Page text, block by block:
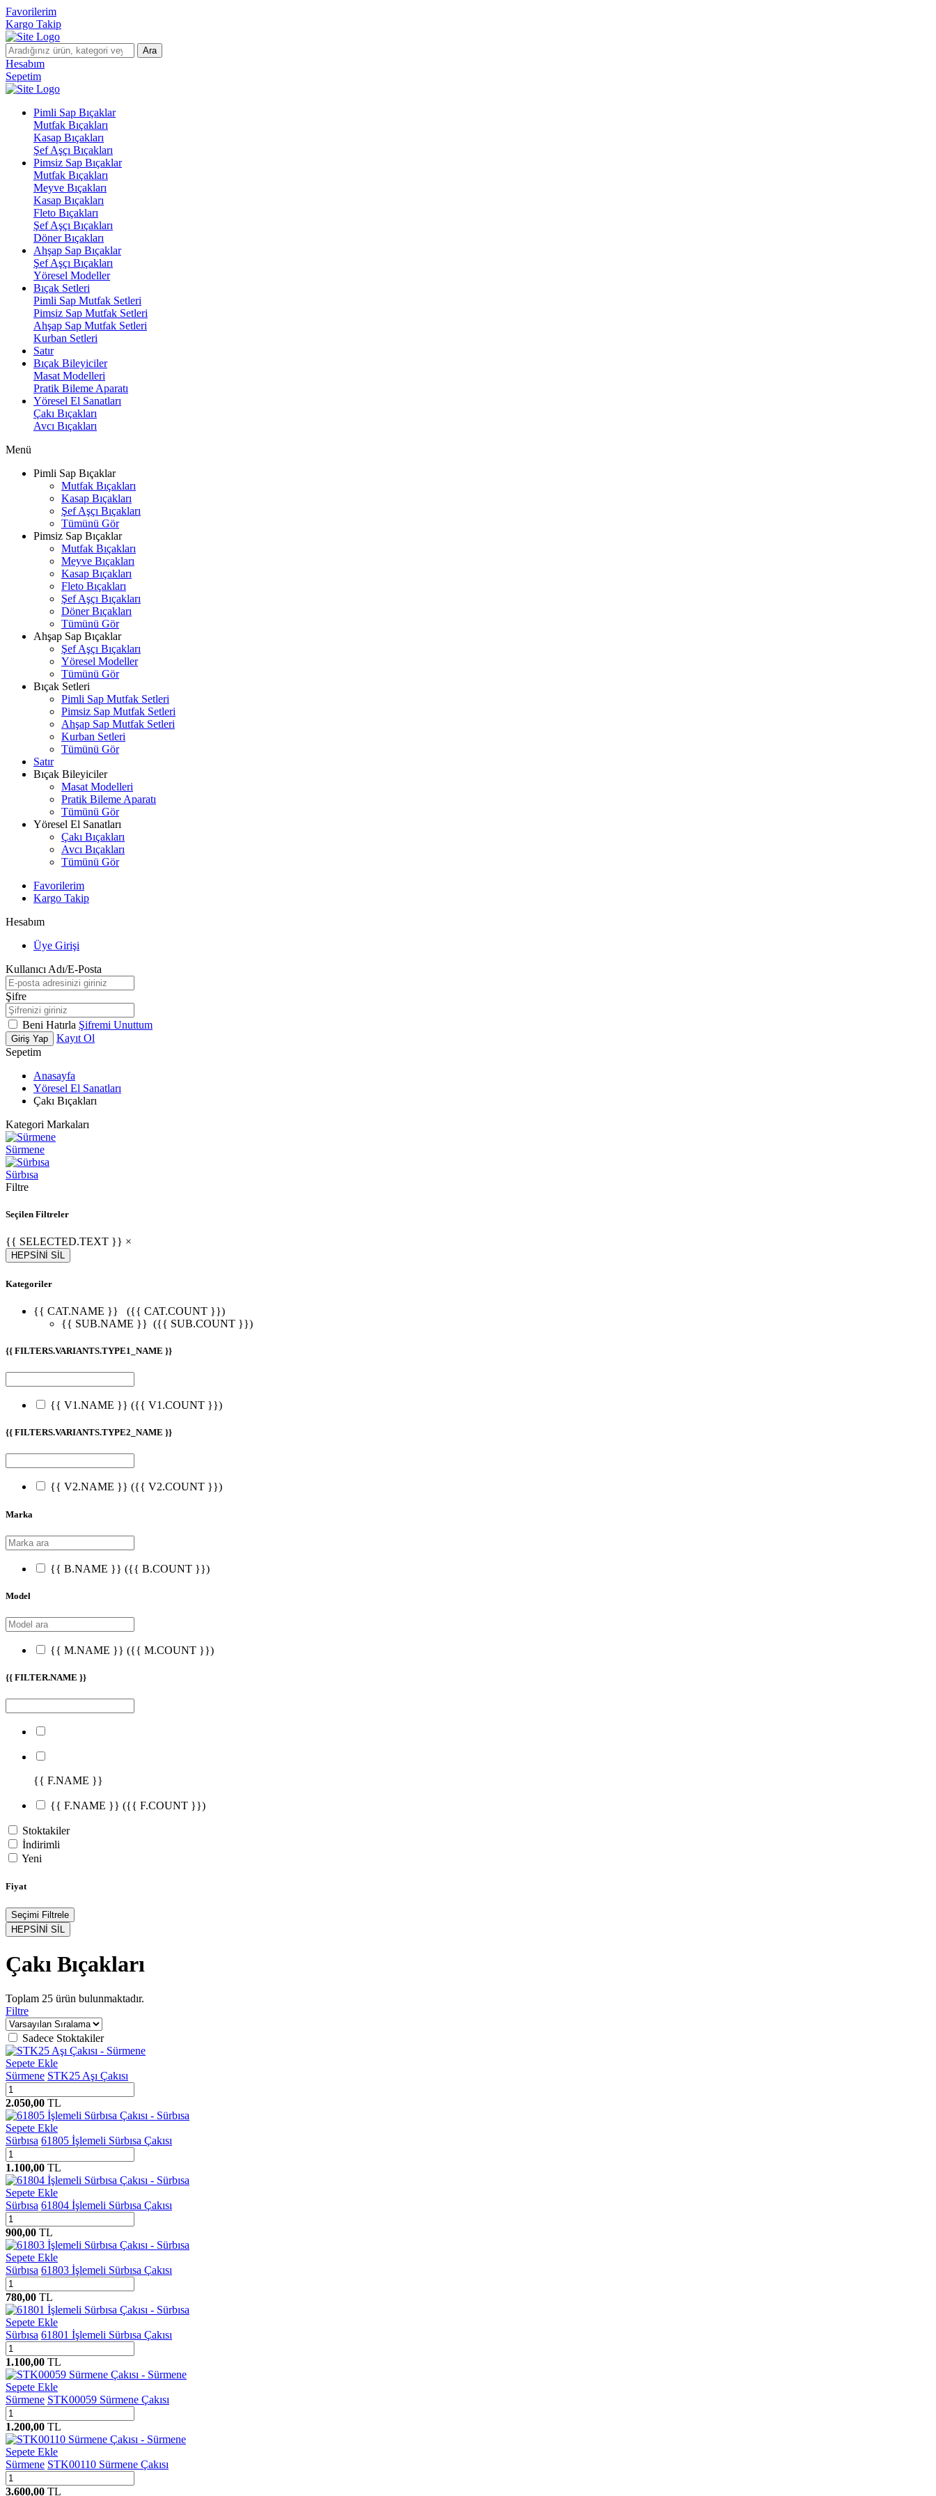
Favorilerim
Kargo Takip
Ara
Hesabım
Sepetim
Pimli Sap Bıçaklar
Mutfak Bıçakları
Kasap Bıçakları
Şef Aşçı Bıçakları
Pimsiz Sap Bıçaklar
Mutfak Bıçakları
Meyve Bıçakları
Kasap Bıçakları
Fleto Bıçakları
Şef Aşçı Bıçakları
Döner Bıçakları
Ahşap Sap Bıçaklar
Şef Aşçı Bıçakları
Yöresel Modeller
Bıçak Setleri
Pimli Sap Mutfak Setleri
Pimsiz Sap Mutfak Setleri
Ahşap Sap Mutfak Setleri
Kurban Setleri
Satır
Bıçak Bileyiciler
Masat Modelleri
Pratik Bileme Aparatı
Yöresel El Sanatları
Çakı Bıçakları
Avcı Bıçakları
Menü
Pimli Sap Bıçaklar
Mutfak Bıçakları
Kasap Bıçakları
Şef Aşçı Bıçakları
Tümünü Gör
Pimsiz Sap Bıçaklar
Mutfak Bıçakları
Meyve Bıçakları
Kasap Bıçakları
Fleto Bıçakları
Şef Aşçı Bıçakları
Döner Bıçakları
Tümünü Gör
Ahşap Sap Bıçaklar
Şef Aşçı Bıçakları
Yöresel Modeller
Tümünü Gör
Bıçak Setleri
Pimli Sap Mutfak Setleri
Pimsiz Sap Mutfak Setleri
Ahşap Sap Mutfak Setleri
Kurban Setleri
Tümünü Gör
Satır
Bıçak Bileyiciler
Masat Modelleri
Pratik Bileme Aparatı
Tümünü Gör
Yöresel El Sanatları
Çakı Bıçakları
Avcı Bıçakları
Tümünü Gör
Favorilerim
Kargo Takip
Hesabım
Üye Girişi
Kullanıcı Adı/E-Posta
Şifre
Beni Hatırla Şifremi Unuttum
Giriş Yap
Kayıt Ol
Sepetim
Anasayfa
Yöresel El Sanatları
Çakı Bıçakları
Kategori Markaları
Sürmene
Sürbısa
Filtre
Seçilen Filtreler
{{ SELECTED.TEXT }} ×
HEPSİNİ SİL
Kategoriler
{{ CAT.NAME }}
({{ CAT.COUNT }})
{{ SUB.NAME }} ({{ SUB.COUNT }})
{{ FILTERS.VARIANTS.TYPE1_NAME }}
{{ V1.NAME }} ({{ V1.COUNT }})
{{ FILTERS.VARIANTS.TYPE2_NAME }}
{{ V2.NAME }} ({{ V2.COUNT }})
Marka
{{ B.NAME }} ({{ B.COUNT }})
Model
{{ M.NAME }} ({{ M.COUNT }})
{{ FILTER.NAME }}
{{ F.NAME }}
{{ F.NAME }} ({{ F.COUNT }})
Stoktakiler
İndirimli
Yeni
Fiyat
Seçimi Filtrele
HEPSİNİ SİL
Çakı Bıçakları
Toplam 25 ürün bulunmaktadır.
Filtre
Sadece Stoktakiler
Sepete Ekle
Sürmene STK25 Aşı Çakısı
2.050,00 TL
Sepete Ekle
Sürbısa 61805 İşlemeli Sürbısa Çakısı
1.100,00 TL
Sepete Ekle
Sürbısa 61804 İşlemeli Sürbısa Çakısı
900,00 TL
Sepete Ekle
Sürbısa 61803 İşlemeli Sürbısa Çakısı
780,00 TL
Sepete Ekle
Sürbısa 61801 İşlemeli Sürbısa Çakısı
1.100,00 TL
Sepete Ekle
Sürmene STK00059 Sürmene Çakısı
1.200,00 TL
Sepete Ekle
Sürmene STK00110 Sürmene Çakısı
3.600,00 TL